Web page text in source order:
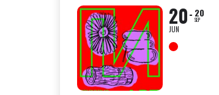
20
JUN
20
SEP